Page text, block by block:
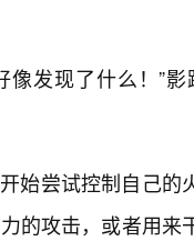
像发现了什么！”
始尝试控制自己
的攻击，或者用